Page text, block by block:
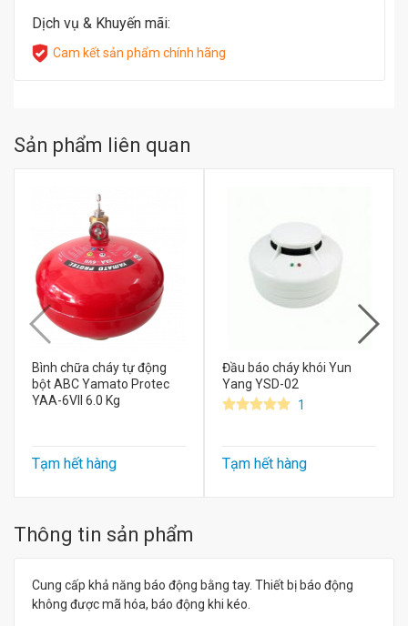
Dịch vụ & Khuyến mãi:
Cam kết sản phẩm chính hãng
Sản phẩm liên quan
Bình chữa cháy tự động
bột ABC Yamato Protec
YAA-6VII 6.0 Kg
Tạm hết hàng
Đầu báo cháy khói Yun
Yang YSD-02
1
Tạm hết hàng
Thông tin sản phẩm
Cung cấp khả năng báo động bằng tay. Thiết bị báo động
không được mã hóa, báo động khi kéo.